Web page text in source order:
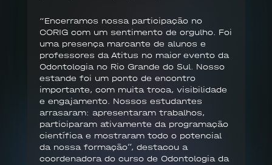
“Encerramos nossa participação no
CORIG com um sentimento de orgulho. Foi
uma presença marcante de alunos e
professores da Atitus no maior evento da
Odontologia no Rio Grande do Sul. Nosso
estande foi um ponto de encontro
importante, com muita troca, visibilidade
e engajamento. Nossos estudantes
arrasaram: apresentaram trabalhos,
participaram ativamente da programação
científica e mostraram todo o potencial
da nossa formação”, destacou a
coordenadora do curso de Odontologia da